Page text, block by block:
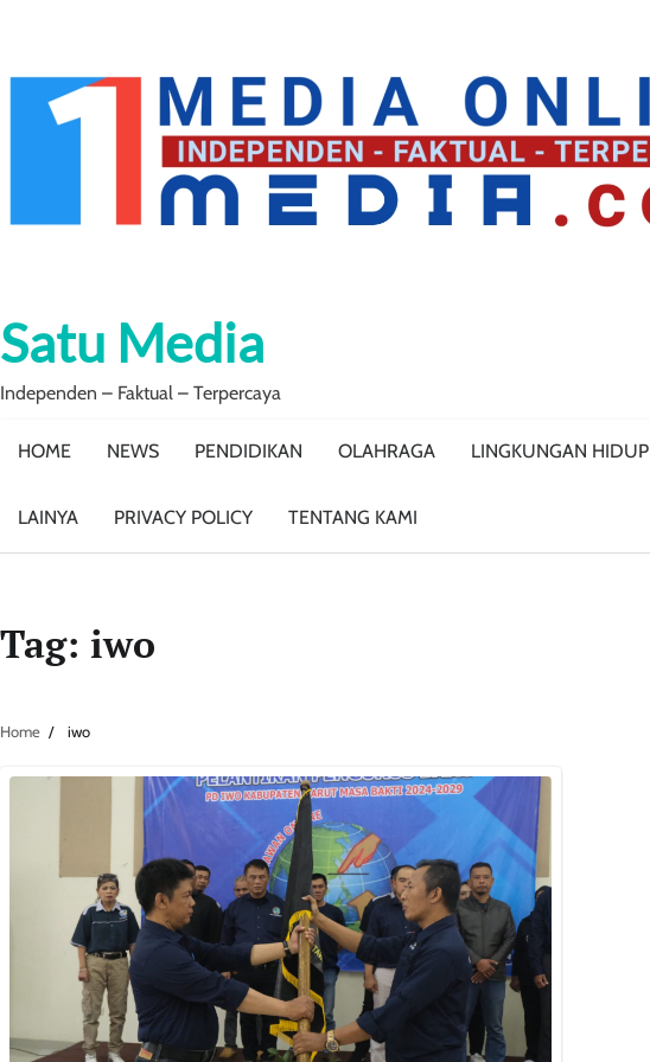
Satu Media
Independen – Faktual – Terpercaya
HOME NEWS PENDIDIKAN OLAHRAGA LINGKUNGAN HIDUP
LAINYA PRIVACY POLICY TENTANG KAMI
Tag: iwo
Home iwo